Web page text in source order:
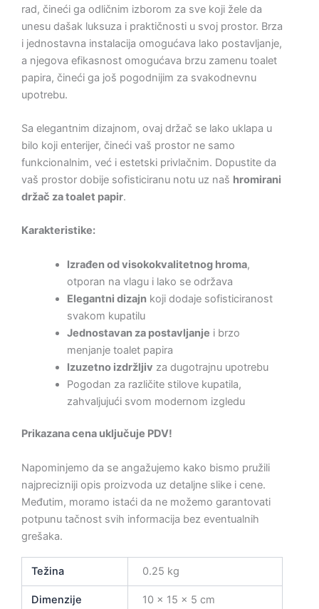
rad, čineći ga odličnim izborom za sve koji žele da
unesu dašak luksuza i praktičnosti u svoj prostor. Brza
i jednostavna instalacija omogućava lako postavljanje,
a njegova efikasnost omogućava brzu zamenu toalet
papira, čineći ga još pogodnijim za svakodnevnu
upotrebu.
Sa elegantnim dizajnom, ovaj držač se lako uklapa u
bilo koji enterijer, čineći vaš prostor ne samo
funkcionalnim, već i estetski privlačnim. Dopustite da
vaš prostor dobije sofisticiranu notu uz naš hromirani
držač za toalet papir.
Karakteristike:
Izrađen od visokokvalitetnog hroma,
otporan na vlagu i lako se održava
Elegantni dizajnkoji dodaje sofisticiranost
svakom kupatilu
Jednostavan za postavljanje i brzo
menjanje toalet papira
Izuzetno izdržljiv za dugotrajnu upotrebu
Pogodan za različite stilove kupatila,
zahvaljujući svom modernom izgledu
Prikazana cena uključuje PDV!
Napominjemo da se angažujemo kako bismo pružili
najprecizniji opis proizvoda uz detaljne slike i cene.
Međutim, moramo istaći da ne možemo garantovati
potpunu tačnost svih informacija bez eventualnih
grešaka.
Težina 0.25 kg
Dimenzije 10 × 15 × 5 cm